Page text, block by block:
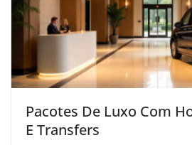
Pacotes De Luxo Com
E Transfers